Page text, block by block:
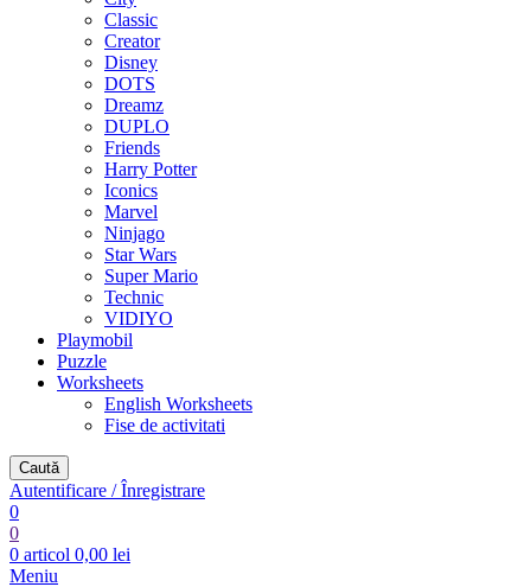
Classic
Creator
Disney
DOTS
Dreamz
DUPLO
Friends
Harry Potter
Iconics
Marvel
Ninjago
Star Wars
Super Mario
Technic
VIDIYO
Playmobil
Puzzle
Worksheets
English Worksheets
Fise de activitati
Caută
Autentificare / Înregistrare
0
0
0 articol 0,00 lei
Meniu